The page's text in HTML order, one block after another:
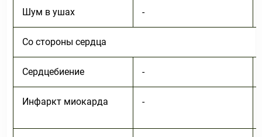
Шум в ушах -
Со стороны сердца
Сердцебиение -
Инфаркт миокарда -